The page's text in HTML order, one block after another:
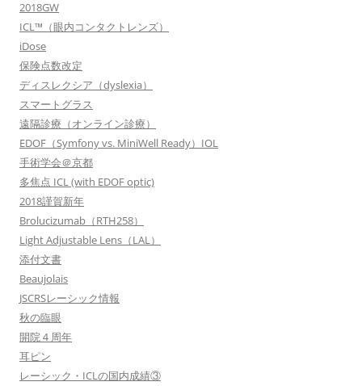
2018GW
ICL™（眼内コンタクトレンズ）
iDose
保険点数改定
ディスレクシア（dyslexia）
スマートグラス
遠隔診療（オンライン診療）
EDOF（Symfony vs. MiniWell Ready）IOL
手術学会＠京都
多焦点 ICL (with EDOF optic)
2018謹賀新年
Brolucizumab（RTH258）
Light Adjustable Lens（LAL）
添付文書
Beaujolais
JSCRSレーシック情報
秋の臨眼
開院４周年
耳ピン
レーシック・ICLの国内成績③